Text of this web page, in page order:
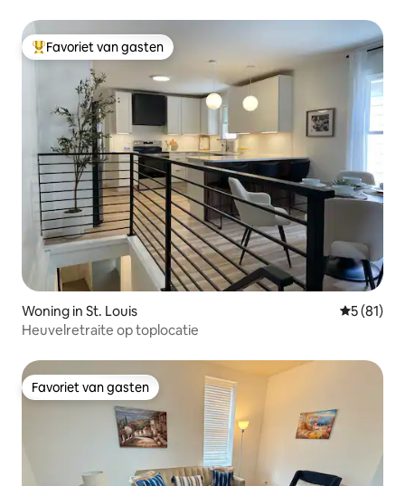
Topfavoriet van gasten
Favoriet van gasten
Woning in St. Louis
5 (81)
Heuvelretraite op toplocatie
Favoriet van gasten
Favoriet van gasten